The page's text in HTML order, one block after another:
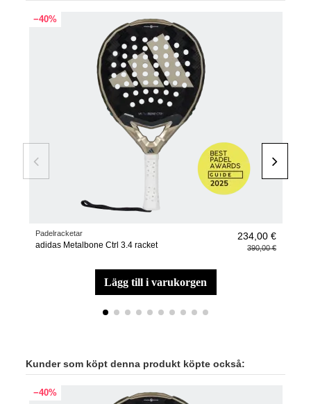
−40%
Padelracketar
adidas Metalbone Ctrl 3.4 racket
234,00 €
390,00 €
lägg till i varukorgen
Kunder som köpt denna produkt köpte också:
−40%